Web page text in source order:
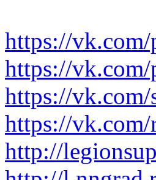
https://vk.com/
https://
https://vk.com/
https://vk.com/
http://